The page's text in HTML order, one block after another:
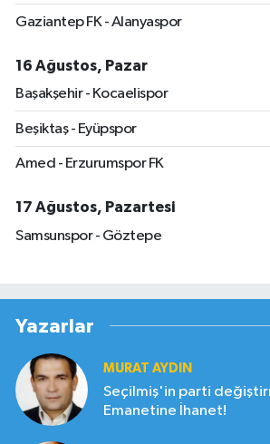
Gaziantep FK - Alanyaspor
16 Ağustos, Pazar
Başakşehir - Kocaelispor
Beşiktaş - Eyüpspor
Amed - Erzurumspor FK
17 Ağustos, Pazartesi
Samsunspor - Göztepe
Yazarlar
MURAT AYDIN
Seçilmiş'in parti
Emanetine İhanet!